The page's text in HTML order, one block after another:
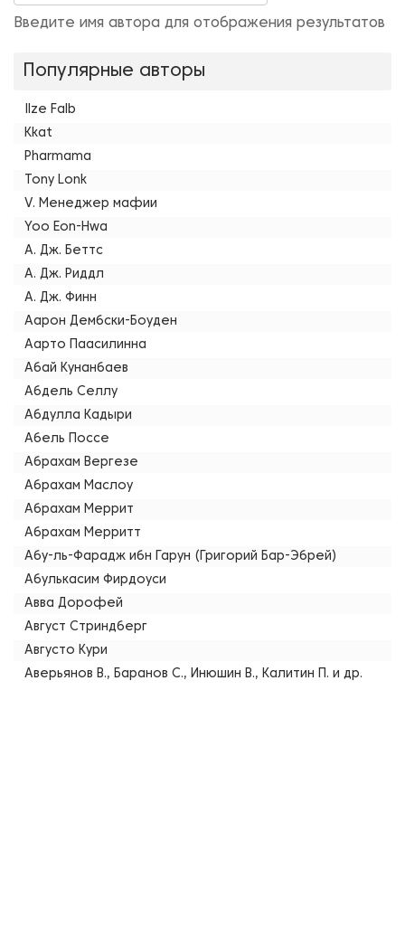
Введите имя автора для отображения результатов
Популярные авторы
Ilze Falb
Kkat
Pharmama
Tony Lonk
V. Менеджер мафии
Yoo Eon-Hwa
А. Дж. Беттс
А. Дж. Риддл
А. Дж. Финн
Аарон Дембски-Боуден
Аарто Паасилинна
Абай Кунанбаев
Абдель Селлу
Абдулла Кадыри
Абель Поссе
Абрахам Вергезе
Абрахам Маслоу
Абрахам Меррит
Абрахам Мерритт
Абу-ль-Фарадж ибн Гарун (Григорий Бар-Эбрей)
Абулькасим Фирдоуси
Авва Дорофей
Август Стриндберг
Августо Кури
Аверьянов В., Баранов С., Инюшин В., Калитин П. и др.